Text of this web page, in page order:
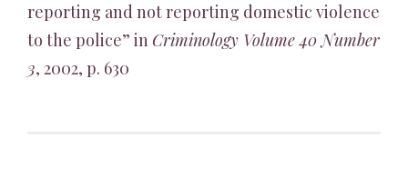
reporting and not reporting domestic violence
to the police” in Criminology Volume 40 Number
3, 2002, p. 630